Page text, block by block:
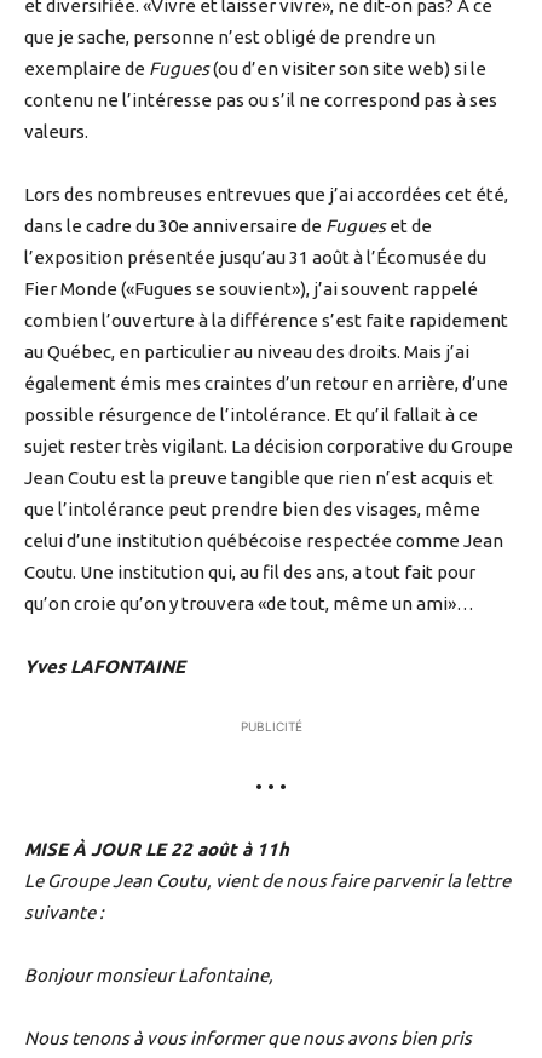
et diversifiée. «Vivre et laisser vivre», ne dit-on pas? À ce
que je sache, personne n’est obligé de prendre un
exemplaire de Fugues(ou d’en visiter son site web) si le
contenu ne l’intéresse pas ou s’il ne correspond pas à ses
valeurs.
Lors des nombreuses entrevues que j’ai accordées cet été,
dans le cadre du 30e anniversaire de Fugueset de
l’exposition présentée jusqu’au 31 août à l’Écomusée du
Fier Monde («Fugues se souvient»), j’ai souvent rappelé
combien l’ouverture à la différence s’est faite rapidement
au Québec, en particulier au niveau des droits. Mais j’ai
également émis mes craintes d’un retour en arrière, d’une
possible résurgence de l’intolérance. Et qu’il fallait à ce
sujet rester très vigilant. La décision corporative du Groupe
Jean Coutu est la preuve tangible que rien n’est acquis et
que l’intolérance peut prendre bien des visages, même
celui d’une institution québécoise respectée comme Jean
Coutu. Une institution qui, au fil des ans, a tout fait pour
qu’on croie qu’on y trouvera «de tout, même un ami»…
Yves LAFONTAINE
PUBLICITÉ
• • •
MISE À JOUR LE 22 août à 11h
Le Groupe Jean Coutu, vient de nous faire parvenir la lettre
suivante :
Bonjour monsieur Lafontaine,
Nous tenons à vous informer que nous avons bien pris